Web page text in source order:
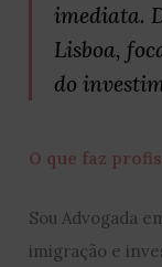
imediata.
Lisboa,
do
O que faz
Sou Advogada
imigração e